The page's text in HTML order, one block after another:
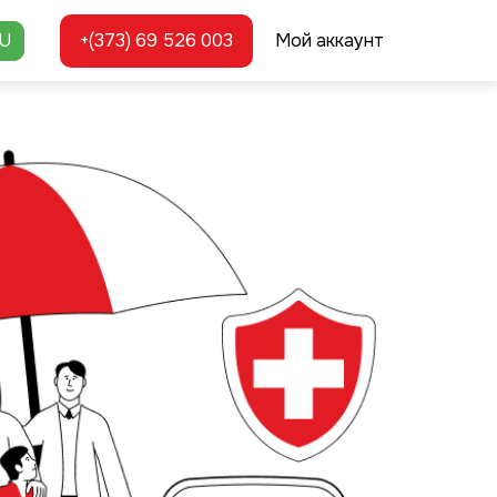
Calatorie
+(373) 69 526 003 Мой аккаунт